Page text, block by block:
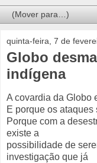
quinta-feira, 7 de
Globo
indígena
A covardia da Globo
E porque os
Porque com a
existe a
possibilidade de
investigação que já